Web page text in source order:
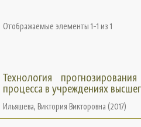
Отображаемые элементы 1-1 из 1
Технология
процесса в учреждениях
Ильяшева, Виктория Викторовна (2017)